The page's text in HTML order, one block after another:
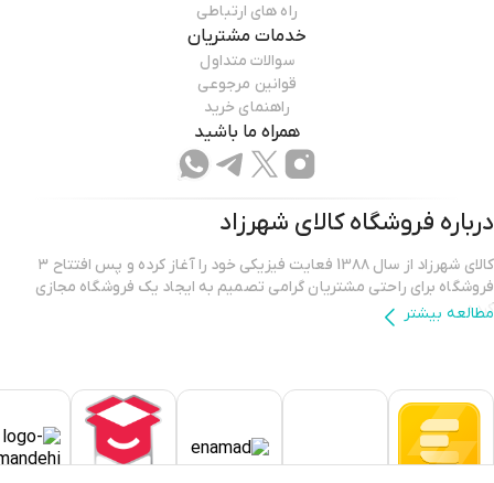
راه های ارتباطی
خدمات مشتریان
سوالات متداول
قوانین مرجوعی
راهنمای خرید
همراه ما باشید
درباره فروشگاهکالای شهرزاد
کالای شهرزاد از سال 13۸۸ فعایت فیزیکی خود را آغاز کرده و پس افتتاح ۳
فروشگاه برای راحتی مشتریان گرامی تصمیم به ایجاد یک فروشگاه مجازی
کرده.
فروشگاه اینترنتی کالای شهرزاد؛ بررسی، انتخاب و خرید آنلاین یک خرید
اینترنتی مطمئن، نیازمند فروشگاهی است که بتواند کالاهایی متنوع، باکیفیت
و دارای قیمت مناسب را در مدت زمان ی کوتاه به دست مشتریان خود برساند و
ضمانت بازگشت کالا هم داشته باشد؛ ویژگی‌هایی که فروشگاه اینترنتی کالای
شهرزاد بر روی آن‌ها کار کرده و توانسته از این طریق مشتریان ثابت خود را در
مطالعه بیشتر